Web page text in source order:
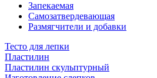
Запекаемая
Самозатвердевающая
Размягчители и добавки
Тесто для лепки
Пластилин
Пластилин скульптурный